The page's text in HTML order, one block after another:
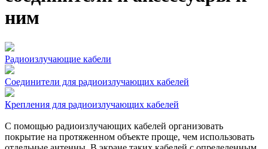
ним
Радиоизлучающие кабели
Соединители для радиоизлучающих кабелей
Крепления для радиоизлучающих кабелей
С помощью радиоизлучающих кабелей организовать
покрытие на протяженном объекте проще, чем использовать